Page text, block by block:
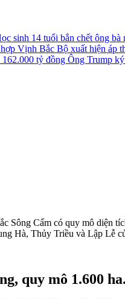
sinh 14 tuổi bắn chết ông
Vịnh Bắc Bộ xuất hiện áp
tỷ đồng Ông Trump
Cấm có quy mô diện
Hà, Thủy Triều và Lập Lễ
quy mô 1.600 ha.